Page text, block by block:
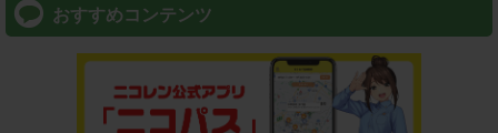
おすすめコンテンツ